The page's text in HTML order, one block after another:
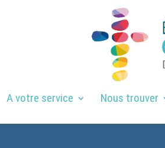
A votre service Nous trouver